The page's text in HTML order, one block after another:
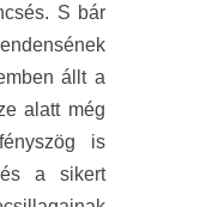
S bár
állt a
alatt még
is
a sikert